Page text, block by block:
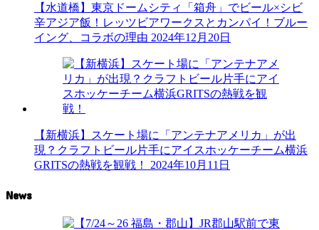
【水道橋】東京ドームシティ「箱舟」でビール×シビ
辛アジア飯！レッツビアワークスとカンパイ！ブルー
イング、コラボの理由 2024年12月20日
【新横浜】スケート場に「アンテナアメリカ」が出
現？クラフトビール片手にアイスホッケーチーム横浜
GRITSの熱戦を観戦！
2024年10月11日
News